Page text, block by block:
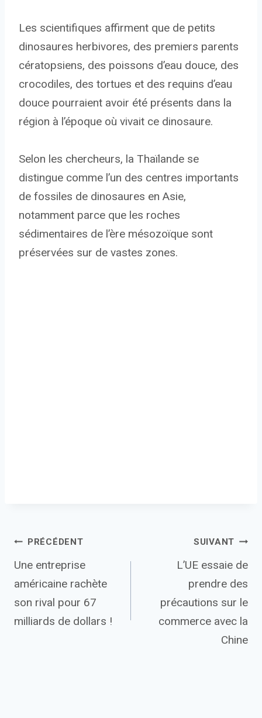
Les scientifiques affirment que de petits
dinosaures herbivores, des premiers parents
cératopsiens, des poissons d’eau douce, des
crocodiles, des tortues et des requins d’eau
douce pourraient avoir été présents dans la
région à l’époque où vivait ce dinosaure.
Selon les chercheurs, la Thaïlande se
distingue comme l’un des centres importants
de fossiles de dinosaures en Asie,
notamment parce que les roches
sédimentaires de l’ère mésozoïque sont
préservées sur de vastes zones.
Navigation
de
l’article
PRÉCÉDENT
Une entreprise
américaine rachète
son rival pour 67
milliards de dollars !
SUIVANT
L’UE essaie de
prendre des
précautions sur le
commerce avec la
Chine